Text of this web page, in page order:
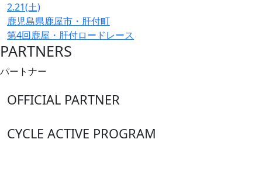
2.21(土)
鹿児島県鹿屋市・肝付町
第4回鹿屋・肝付ロードレース
PARTNERS
パートナー
OFFICIAL PARTNER
CYCLE ACTIVE PROGRAM